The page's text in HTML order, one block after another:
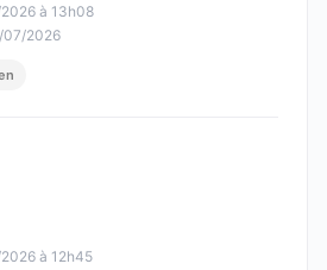
à 13h08
07/2026
5
à 12h45